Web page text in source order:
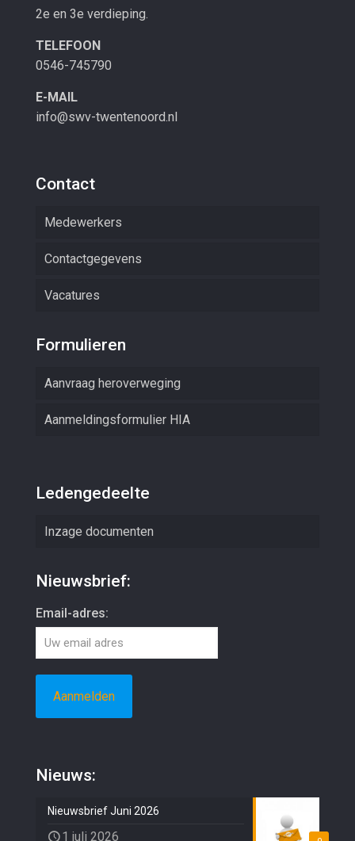
2e en 3e verdieping.
TELEFOON
0546-745790
E-MAIL
info@swv-twentenoord.nl
Contact
Medewerkers
Contactgegevens
Vacatures
Formulieren
Aanvraag heroverweging
Aanmeldingsformulier HIA
Ledengedeelte
Inzage documenten
Nieuwsbrief:
Email-adres:
Nieuws:
Nieuwsbrief Juni 2026
1 juli 2026